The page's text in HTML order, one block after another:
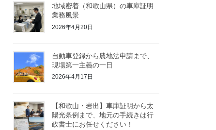
地域密着（和歌山県）の車庫証明
業務風景
2026年4月20日
自動車登録から農地法申請まで、
現場第一主義の一日
2026年4月17日
【和歌山・岩出】車庫証明から太
陽光条例まで、地元の手続きは行
政書士にお任せください！